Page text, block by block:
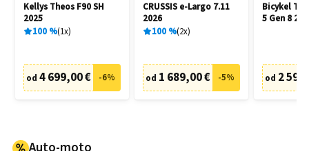
Kellys Theos F90 SH
2025
100% 1x
od 4 699,00 € -6%
CRUSSIS e-Largo 7.11
2026
100% 2x
od 1 689,00 € -5%
Bicykel
5 Gen 8
od 2